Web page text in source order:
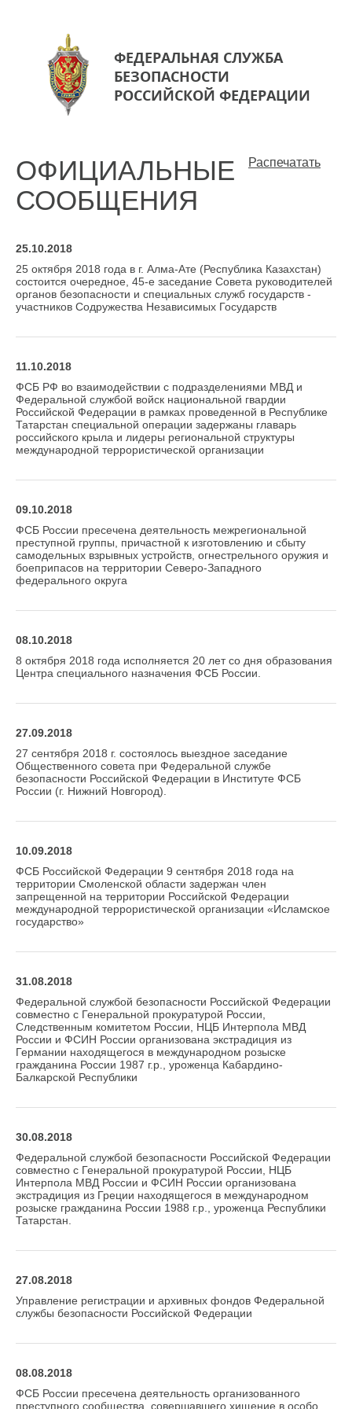
ФЕДЕРАЛЬНАЯ СЛУЖБА
БЕЗОПАСНОСТИ
РОССИЙСКОЙ ФЕДЕРАЦИИ
Распечатать
ОФИЦИАЛЬНЫЕ
СООБЩЕНИЯ
25.10.2018
25 октября 2018 года в г. Алма-Ате (Республика Казахстан)
состоится очередное, 45-е заседание Совета руководителей
органов безопасности и специальных служб государств -
участников Содружества Независимых Государств
11.10.2018
ФСБ РФ во взаимодействии с подразделениями МВД и
Федеральной службой войск национальной гвардии
Российской Федерации в рамках проведенной в Республике
Татарстан специальной операции задержаны главарь
российского крыла и лидеры региональной структуры
международной террористической организации
09.10.2018
ФСБ России пресечена деятельность межрегиональной
преступной группы, причастной к изготовлению и сбыту
самодельных взрывных устройств, огнестрельного оружия и
боеприпасов на территории Северо-Западного
федерального округа
08.10.2018
8 октября 2018 года исполняется 20 лет со дня образования
Центра специального назначения ФСБ России.
27.09.2018
27 сентября 2018 г. состоялось выездное заседание
Общественного совета при Федеральной службе
безопасности Российской Федерации в Институте ФСБ
России (г. Нижний Новгород).
10.09.2018
ФСБ Российской Федерации 9 сентября 2018 года на
территории Смоленской области задержан член
запрещенной на территории Российской Федерации
международной террористической организации «Исламское
государство»
31.08.2018
Федеральной службой безопасности Российской Федерации
совместно с Генеральной прокуратурой России,
Следственным комитетом России, НЦБ Интерпола МВД
России и ФСИН России организована экстрадиция из
Германии находящегося в международном розыске
гражданина России 1987 г.р., уроженца Кабардино-
Балкарской Республики
30.08.2018
Федеральной службой безопасности Российской Федерации
совместно с Генеральной прокуратурой России, НЦБ
Интерпола МВД России и ФСИН России организована
экстрадиция из Греции находящегося в международном
розыске гражданина России 1988 г.р., уроженца Республики
Татарстан.
27.08.2018
Управление регистрации и архивных фондов Федеральной
службы безопасности Российской Федерации
08.08.2018
ФСБ России пресечена деятельность организованного
преступного сообщества, совершавшего хищение в особо